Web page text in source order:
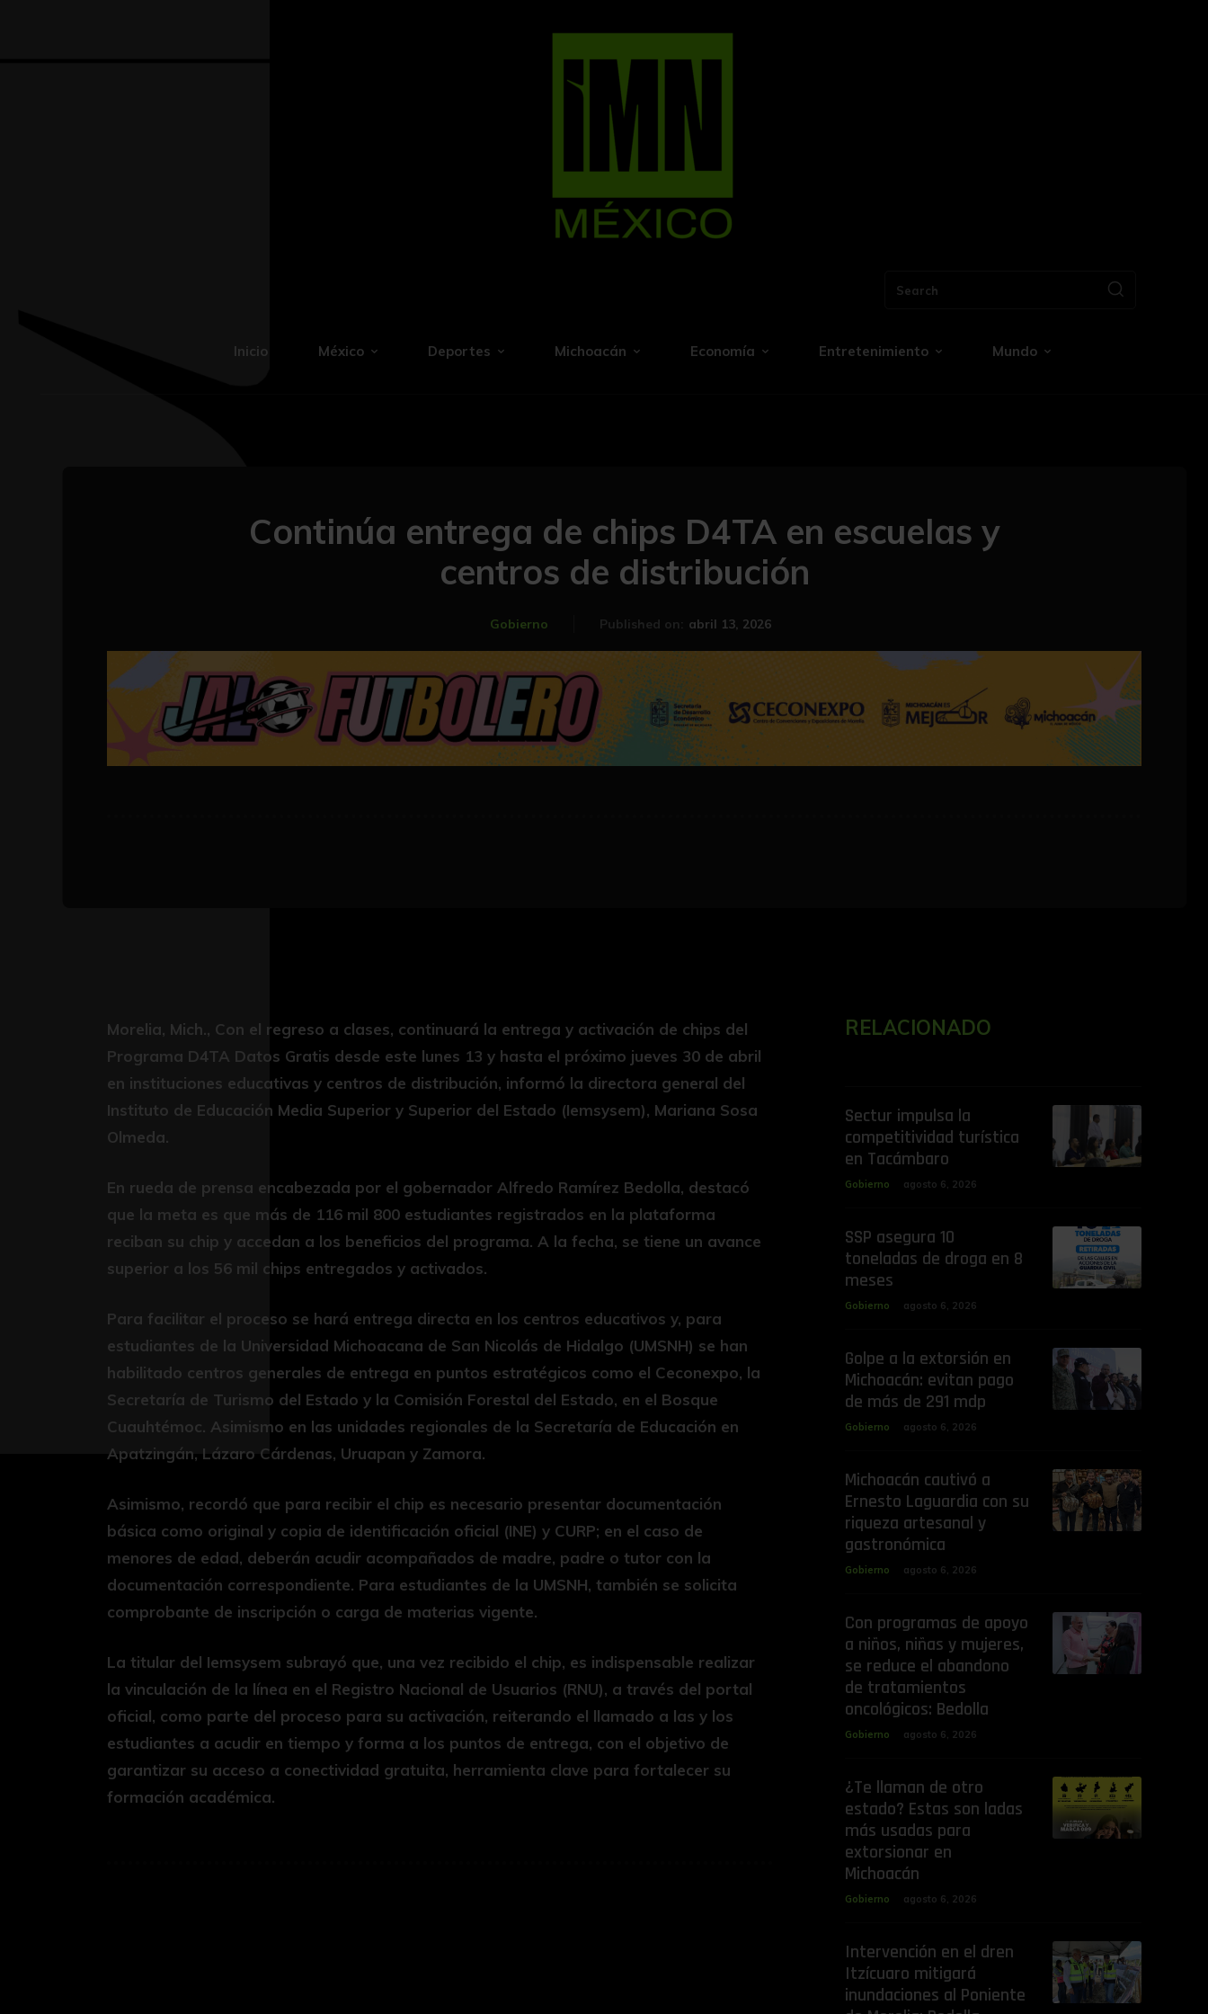
Search
Inicio México Deportes Michoacán Economía Entretenimiento Mundo
Continúa entrega de chips D4TA en escuelas y
centros de distribución
Gobierno Published on: abril 13, 2026
Morelia, Mich., Con el regreso a clases, continuará la entrega y activación de chips del
Programa D4TA Datos Gratis desde este lunes 13 y hasta el próximo jueves 30 de abril
en instituciones educativas y centros de distribución, informó la directora general del
Instituto de Educación Media Superior y Superior del Estado (Iemsysem), Mariana Sosa
Olmeda.
En rueda de prensa encabezada por el gobernador Alfredo Ramírez Bedolla, destacó
que la meta es que más de 116 mil 800 estudiantes registrados en la plataforma
reciban su chip y accedan a los beneficios del programa. A la fecha, se tiene un avance
superior a los 56 mil chips entregados y activados.
Para facilitar el proceso se hará entrega directa en los centros educativos y, para
estudiantes de la Universidad Michoacana de San Nicolás de Hidalgo (UMSNH) se han
habilitado centros generales de entrega en puntos estratégicos como el Ceconexpo, la
Secretaría de Turismo del Estado y la Comisión Forestal del Estado, en el Bosque
Cuauhtémoc. Asimismo en las unidades regionales de la Secretaría de Educación en
Apatzingán, Lázaro Cárdenas, Uruapan y Zamora.
Asimismo, recordó que para recibir el chip es necesario presentar documentación
básica como original y copia de identificación oficial (INE) y CURP; en el caso de
menores de edad, deberán acudir acompañados de madre, padre o tutor con la
documentación correspondiente. Para estudiantes de la UMSNH, también se solicita
comprobante de inscripción o carga de materias vigente.
La titular del Iemsysem subrayó que, una vez recibido el chip, es indispensable realizar
la vinculación de la línea en el Registro Nacional de Usuarios (RNU), a través del portal
oficial, como parte del proceso para su activación, reiterando el llamado a las y los
estudiantes a acudir en tiempo y forma a los puntos de entrega, con el objetivo de
garantizar su acceso a conectividad gratuita, herramienta clave para fortalecer su
formación académica.
RELACIONADO
Sectur impulsa la
competitividad turística
en Tacámbaro
Gobierno agosto 6, 2026
SSP asegura 10
toneladas de droga en 8
meses
Gobierno agosto 6, 2026
Golpe a la extorsión en
Michoacán: evitan pago
de más de 291 mdp
Gobierno agosto 6, 2026
Michoacán cautivó a
Ernesto Laguardia con su
riqueza artesanal y
gastronómica
Gobierno agosto 6, 2026
Con programas de apoyo
a niños, niñas y mujeres,
se reduce el abandono
de tratamientos
oncológicos: Bedolla
Gobierno agosto 6, 2026
¿Te llaman de otro
estado? Estas son ladas
más usadas para
extorsionar en
Michoacán
Gobierno agosto 6, 2026
Intervención en el dren
Itzícuaro mitigará
inundaciones al Poniente